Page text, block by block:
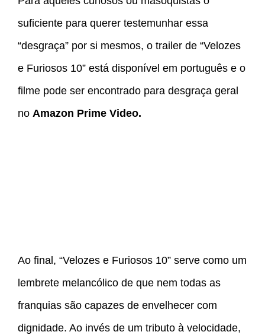
suficiente para querer testemunhar essa
“desgraça” por si mesmos, o trailer de “Velozes
e Furiosos 10” está disponível em português e o
filme pode ser encontrado para desgraça geral
no Amazon Prime Video.
Ao final, “Velozes e Furiosos 10” serve como um
lembrete melancólico de que nem todas as
franquias são capazes de envelhecer com
dignidade. Ao invés de um tributo à velocidade,